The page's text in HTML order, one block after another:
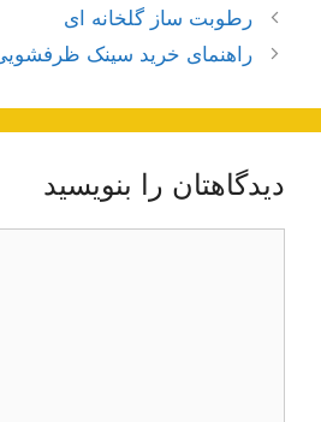
ناوبری
نوشته‌ها
رطوبت ساز گلخانه ای
راهنمای خرید سینک
دیدگاهتان را بنویسید